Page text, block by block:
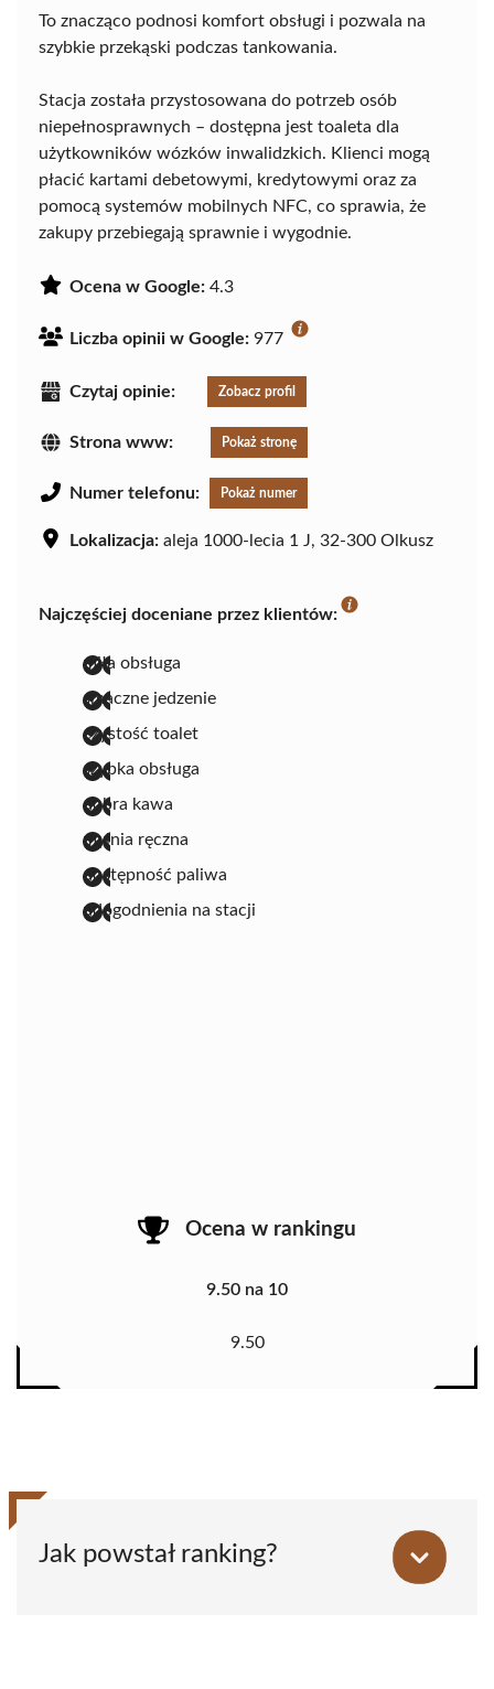
To znacząco podnosi komfort obsługi i pozwala na
szybkie przekąski podczas tankowania.
Stacja została przystosowana do potrzeb osób
niepełnosprawnych – dostępna jest toaleta dla
użytkowników wózków inwalidzkich. Klienci mogą
płacić kartami debetowymi, kredytowymi oraz za
pomocą systemów mobilnych NFC, co sprawia, że
zakupy przebiegają sprawnie i wygodnie.
Ocena w Google: 4.3
Liczba opinii w Google: 977
Czytaj opinie: Zobacz profil
Strona www: Pokaż stronę
Numer telefonu: Pokaż numer
Lokalizacja: aleja 1000-lecia 1 J, 32-300 Olkusz
Najczęściej doceniane przez klientów:
miła obsługa
smaczne jedzenie
czystość toalet
szybka obsługa
dobra kawa
myjnia ręczna
dostępność paliwa
udogodnienia na stacji
Ocena w rankingu
9.50 na 10
9.50
Jak powstał ranking?